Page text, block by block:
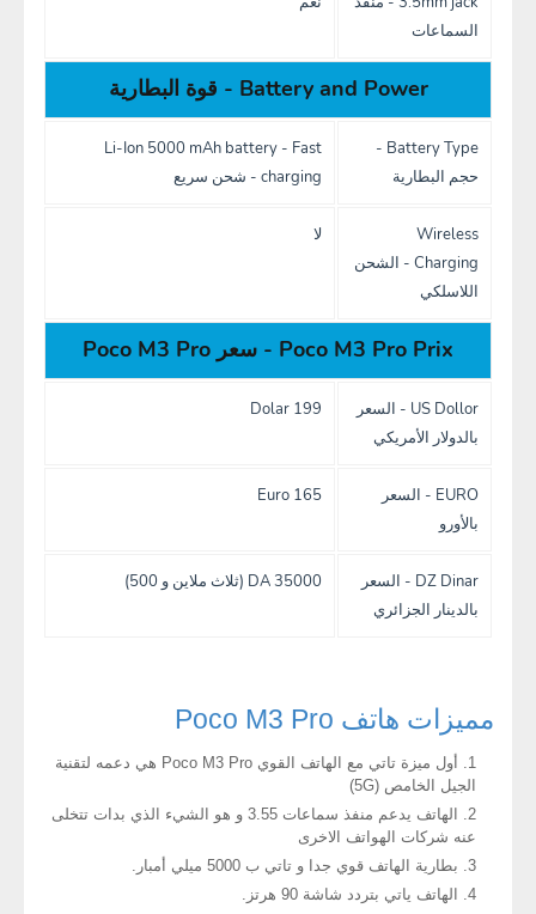
السماعات
Battery and Power - قوة البطارية
Battery Type -
حجم البطارية
Li-Ion 5000 mAh battery - Fast
charging - شحن سريع
Wireless
Charging - الشحن
اللاسلكي
لا
Poco M3 Pro Prix - سعر Poco M3 Pro
US Dollor - السعر
بالدولار الأمريكي
199 Dolar
EURO - السعر
بالأورو
165 Euro
DZ Dinar - السعر
بالدينار الجزائري
35000 DA (ثلاث ملاين و 500)
مميزات هاتف Poco M3 Pro
أول ميزة تاتي مع الهاتف القوي Poco M3 Pro هي دعمه لتقنية
الجيل الخامص (5G)
الهاتف يدعم منفذ سماعات 3.55 و هو الشيء الذي بدات تتخلى
عنه شركات الهواتف الاخرى
بطارية الهاتف قوي جدا و تاتي ب 5000 ميلي أمبار.
الهاتف ياتي بتردد شاشة 90 هرتز.